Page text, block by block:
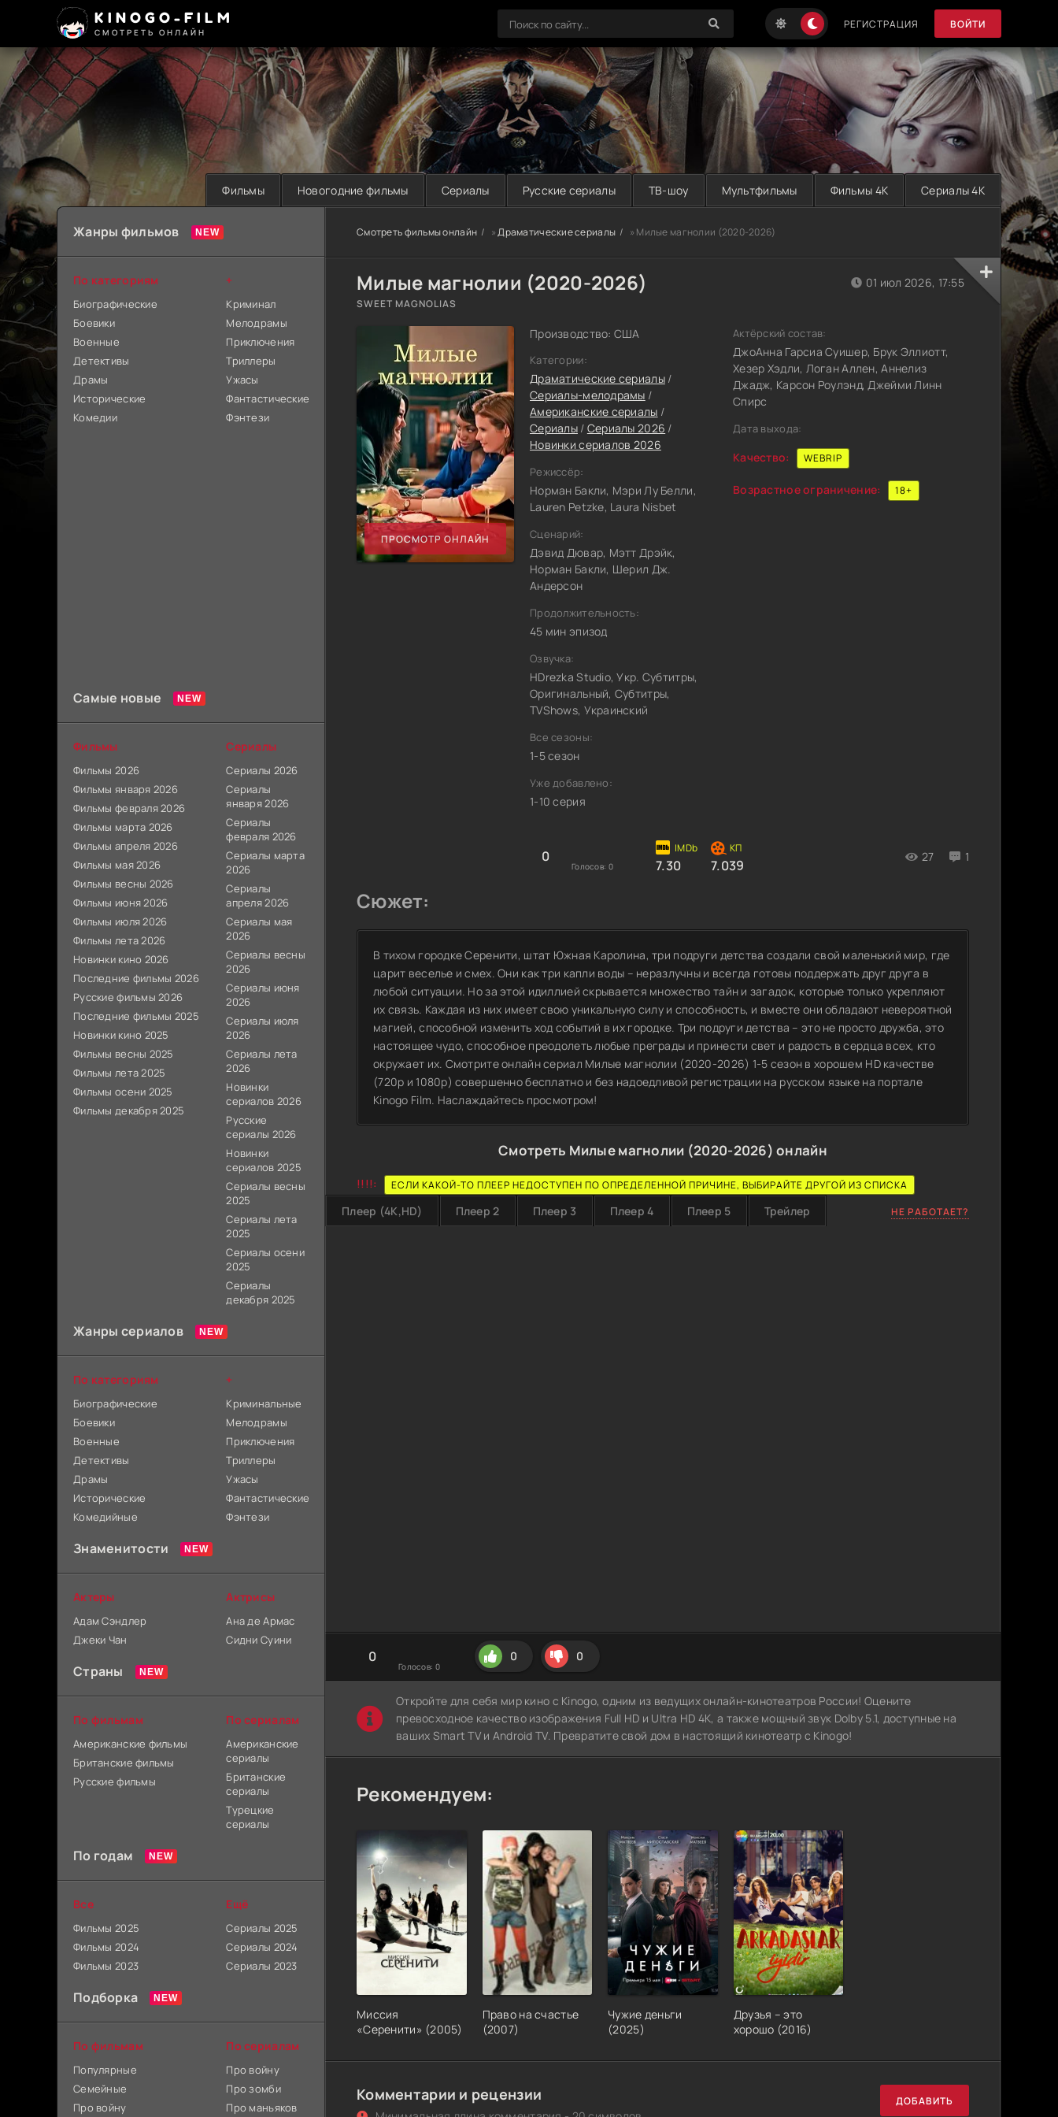
KINOGO-FILM
СМОТРЕТЬ ОНЛАЙН
РЕГИСТРАЦИЯ ВОЙТИ
Фильмы Новогодние фильмы Сериалы Русские сериалы ТВ-шоу Мультфильмы Фильмы 4K Сериалы 4K
Смотреть фильмы онлайн »Драматические сериалы » Милые магнолии (2020-2026)
Милые магнолии (2020-2026)
SWEET MAGNOLIAS
ПРОСМОТР ОНЛАЙН
Производство: США
Категории:
Драматические сериалы/
Сериалы-мелодрамы /
Американские сериалы /
Сериалы/ Сериалы 2026 /
Новинки сериалов 2026
Режиссёр:
Норман Бакли, Мэри Лу Белли,
Lauren Petzke, Laura Nisbet
Сценарий:
Дэвид Дювар, Мэтт Дрэйк,
Норман Бакли, Шерил Дж.
Андерсон
Продолжительность:
45 мин эпизод
Озвучка:
HDrezka Studio, Укр. Субтитры,
Оригинальный, Субтитры,
TVShows, Украинский
Все сезоны:
1-5 сезон
Уже добавлено:
1-10 серия
0
Голосов: 0 7.30 7.039
27 1
01 июл 2026, 17:55
Актёрский состав:
ДжоАнна Гарсиа Суишер, Брук Эллиотт,
Хезер Хэдли, Логан Аллен, Аннелиз
Джадж, Карсон Роулэнд, Джейми Линн
Спирс
Дата выхода:
Качество: WEBRIP
Возрастное ограничение: 18+
Сюжет:
В тихом городке Серенити, штат Южная Каролина, три подруги детства создали свой маленький мир, где
царит веселье и смех. Они как три капли воды – неразлучны и всегда готовы поддержать друг друга в
любой ситуации. Но за этой идиллией скрывается множество тайн и загадок, которые только укрепляют
их связь. Каждая из них имеет свою уникальную силу и способность, и вместе они обладают невероятной
магией, способной изменить ход событий в их городке. Три подруги детства – это не просто дружба, это
настоящее чудо, способное преодолеть любые преграды и принести свет и радость в сердца всех, кто
окружает их. Смотрите онлайн сериал Милые магнолии (2020-2026) 1-5 сезон в хорошем HD качестве
(720p и 1080p) совершенно бесплатно и без надоедливой регистрации на русском языке на портале
Kinogo Film. Наслаждайтесь просмотром!
Смотреть Милые магнолии (2020-2026) онлайн
!!!!: ЕСЛИ КАКОЙ-ТО ПЛЕЕР НЕДОСТУПЕН ПО ОПРЕДЕЛЕННОЙ ПРИЧИНЕ, ВЫБИРАЙТЕ ДРУГОЙ ИЗ СПИСКА
Плеер (4K,HD) Плеер 2 Плеер 3 Плеер 4 Плеер 5 Трейлер НЕ РАБОТАЕТ?
0
Голосов: 0
0 0
Откройте для себя мир кино с Kinogo, одним из ведущих онлайн-кинотеатров России! Оцените
превосходное качество изображения Full HD и Ultra HD 4K, а также мощный звук Dolby 5.1, доступные на
ваших Smart TV и Android TV. Превратите свой дом в настоящий кинотеатр с Kinogo!
Рекомендуем:
Миссия
«Серенити» (2005)
Право на счастье
(2007)
Чужие деньги
(2025)
Друзья – это
хорошо (2016)
Комментарии и рецензии ДОБАВИТЬ
Жанры фильмов
По категориям
Биографические
Боевики
Военные
Детективы
Драмы
Исторические
Комедии
+
Криминал
Мелодрамы
Приключения
Триллеры
Ужасы
Фантастические
Фэнтези
Самые новые
Фильмы
Фильмы 2026
Фильмы января 2026
Фильмы февраля 2026
Фильмы марта 2026
Фильмы апреля 2026
Фильмы мая 2026
Фильмы весны 2026
Фильмы июня 2026
Фильмы июля 2026
Фильмы лета 2026
Новинки кино 2026
Последние фильмы 2026
Русские фильмы 2026
Последние фильмы 2025
Новинки кино 2025
Фильмы весны 2025
Фильмы лета 2025
Фильмы осени 2025
Фильмы декабря 2025
Сериалы
Сериалы 2026
Сериалы
января 2026
Сериалы
февраля 2026
Сериалы марта
2026
Сериалы
апреля 2026
Сериалы мая
2026
Сериалы весны
2026
Сериалы июня
2026
Сериалы июля
2026
Сериалы лета
2026
Новинки
сериалов 2026
Русские
сериалы 2026
Новинки
сериалов 2025
Сериалы весны
2025
Сериалы лета
2025
Сериалы осени
2025
Сериалы
декабря 2025
Жанры сериалов
По категориям
Биографические
Боевики
Военные
Детективы
Драмы
Исторические
Комедийные
+
Криминальные
Мелодрамы
Приключения
Триллеры
Ужасы
Фантастические
Фэнтези
Знаменитости
Актеры
Адам Сэндлер
Джеки Чан
Актрисы
Ана де Армас
Сидни Суини
Страны
По фильмам
Американские фильмы
Британские фильмы
Русские фильмы
По сериалам
Американские
сериалы
Британские
сериалы
Турецкие
сериалы
По годам
Все
Фильмы 2025
Фильмы 2024
Фильмы 2023
Ещё
Сериалы 2025
Сериалы 2024
Сериалы 2023
Подборка
По фильмам
Популярные
Семейные
Про войну
По сериалам
Про войну
Про зомби
Про маньяков